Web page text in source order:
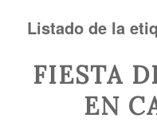
Listado de la
FIESTA
EN